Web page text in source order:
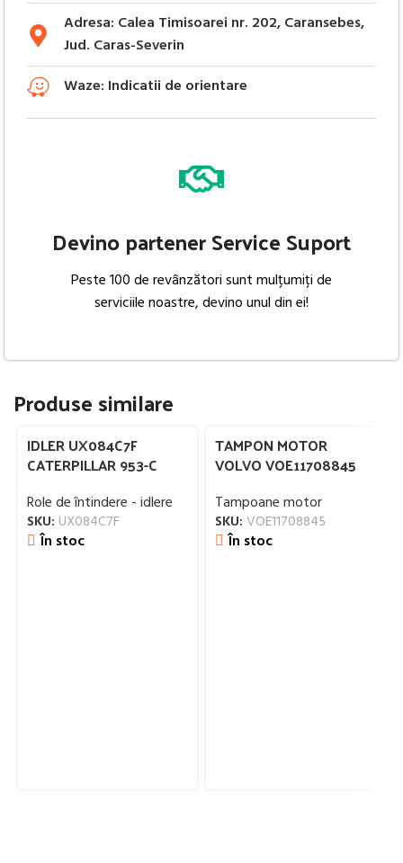
Adresa: Calea Timisoarei nr. 202, Caransebes,
Jud. Caras-Severin
Waze: Indicatii de orientare
Devino partener Service Suport
Peste 100 de revânzători sunt mulțumiți de
serviciile noastre, devino unul din ei!
Produse similare
IDLER UX084C7F
CATERPILLAR 953-C
Role de întindere - idlere
SKU: UX084C7F
În stoc
TAMPON MOTOR
VOLVO VOE11708845
Tampoane motor
SKU: VOE11708845
În stoc